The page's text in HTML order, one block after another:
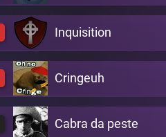
0 Inquisition
0 Cringeuh
0 Cabra da peste